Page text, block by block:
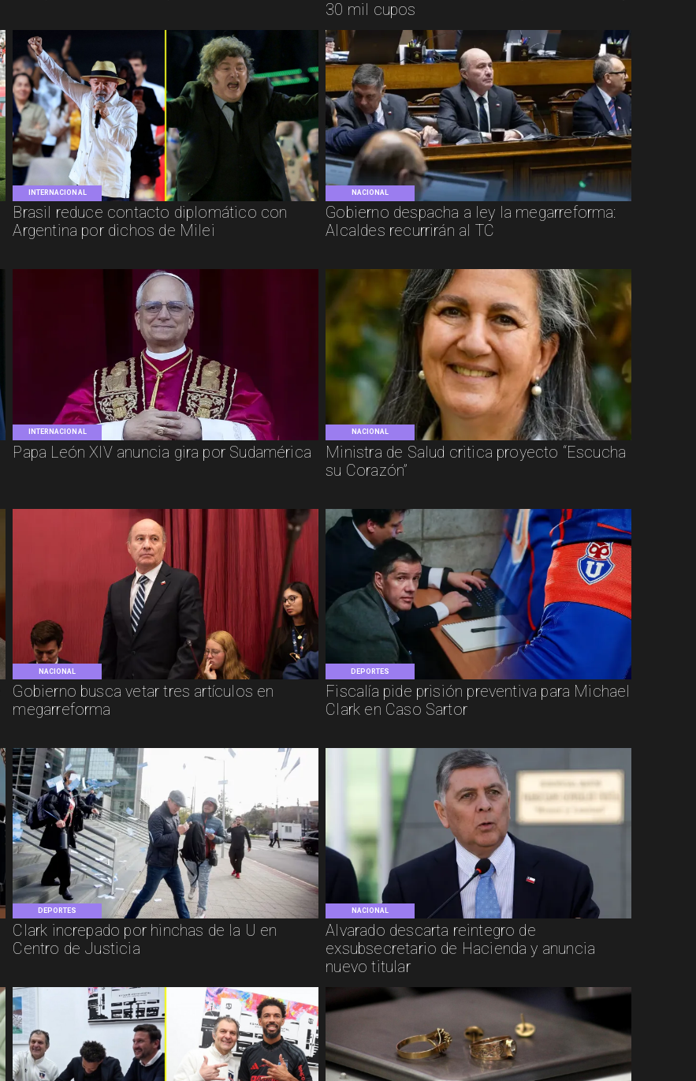
30 mil cupos
INTERNACIONAL
Brasil reduce contacto diplomático con
Argentina por dichos de Milei
NACIONAL
Gobierno despacha a ley la megarreforma:
Alcaldes recurrirán al TC
INTERNACIONAL
Papa León XIV anuncia gira por Sudamérica
NACIONAL
Ministra de Salud critica proyecto “Escucha
su Corazón”
NACIONAL
Gobierno busca vetar tres artículos en
megarreforma
DEPORTES
Fiscalía pide prisión preventiva para Michael
Clark en Caso Sartor
DEPORTES
Clark increpado por hinchas de la U en
Centro de Justicia
NACIONAL
Alvarado descarta reintegro de
exsubsecretario de Hacienda y anuncia
nuevo titular